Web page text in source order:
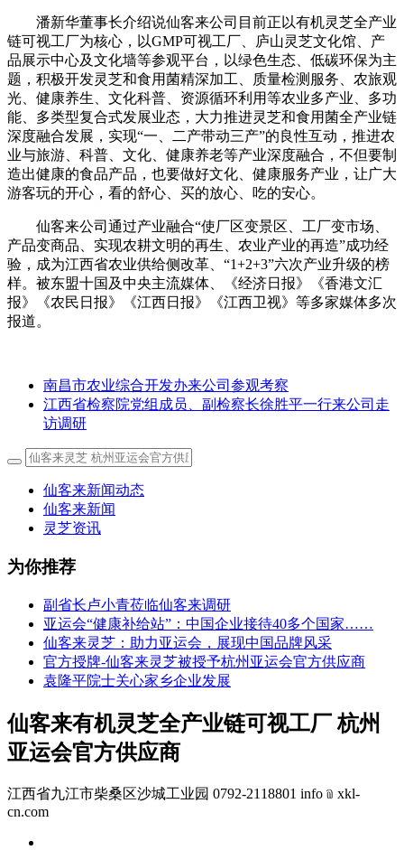
潘新华董事长介绍说仙客来公司目前正以有机灵芝全产业
链可视工厂为核心，以GMP可视工厂、庐山灵芝文化馆、产
品展示中心及文化墙等参观平台，以绿色生态、低碳环保为主
题，积极开发灵芝和食用菌精深加工、质量检测服务、农旅观
光、健康养生、文化科普、资源循环利用等农业多产业、多功
能、多类型复合式发展业态，大力推进灵芝和食用菌全产业链
深度融合发展，实现“一、二产带动三产”的良性互动，推进农
业与旅游、科普、文化、健康养老等产业深度融合，不但要制
造出健康的食品产品，也要做好文化、健康服务产业，让广大
游客玩的开心，看的舒心、买的放心、吃的安心。
仙客来公司通过产业融合“使厂区变景区、工厂变市场、
产品变商品、实现农耕文明的再生、农业产业的再造”成功经
验，成为江西省农业供给侧改革、“1+2+3”六次产业升级的榜
样。被东盟十国及中央主流媒体、《经济日报》《香港文汇
报》《农民日报》《江西日报》《江西卫视》等多家媒体多次
报道。
南昌市农业综合开发办来公司参观考察
江西省检察院党组成员、副检察长徐胜平一行来公司走
访调研
仙客来新闻动态
仙客来新闻
灵芝资讯
为你推荐
副省长卢小青莅临仙客来调研
亚运会“健康补给站”：中国企业接待40多个国家……
仙客来灵芝：助力亚运会，展现中国品牌风采
官方授牌-仙客来灵芝被授予杭州亚运会官方供应商
袁隆平院士关心家乡企业发展
仙客来有机灵芝全产业链可视工厂 杭州
亚运会官方供应商
江西省九江市柴桑区沙城工业园 0792-2118801 info﹫xkl-
cn.com